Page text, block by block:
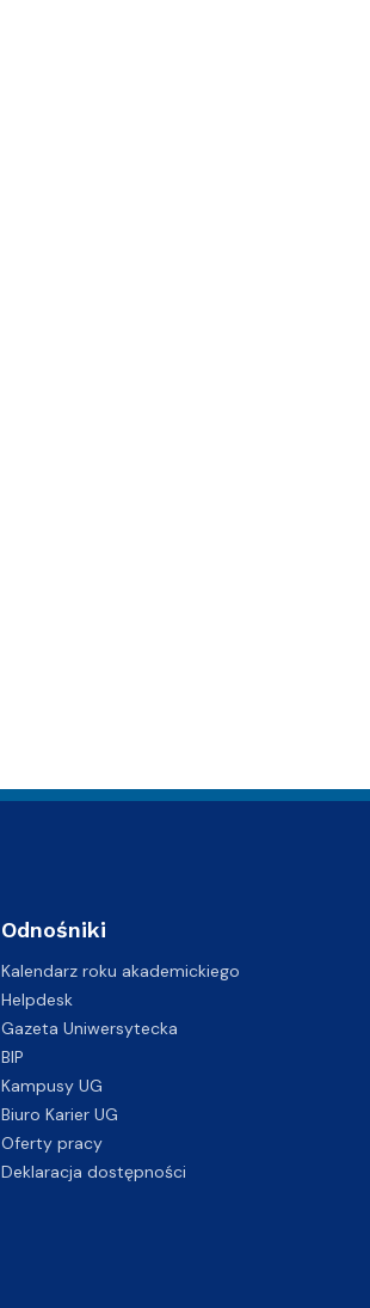
Odnośniki
Kalendarz roku akademickiego
Helpdesk
Gazeta Uniwersytecka
BIP
Kampusy UG
Biuro Karier UG
Oferty pracy
Deklaracja dostępności